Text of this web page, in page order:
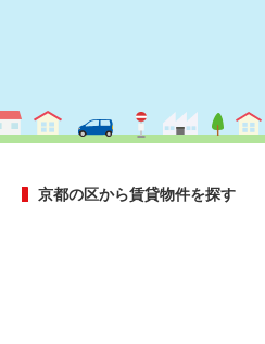
京都の区から賃貸物件を探す